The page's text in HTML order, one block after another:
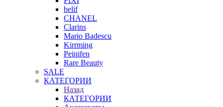
belif
CHANEL
Clarins
Mario Badescu
Kirrming
Peinifen
Rare Beauty
SALE
КАТЕГОРИИ
Назад
КАТЕГОРИИ